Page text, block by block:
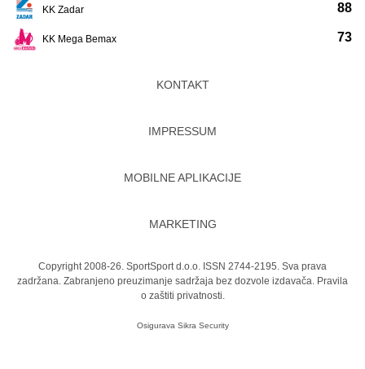
KK Zadar
KK Mega Bemax
88
73
KONTAKT
IMPRESSUM
MOBILNE APLIKACIJE
MARKETING
Copyright 2008-26. SportSport d.o.o. ISSN 2744-2195. Sva prava
zadržana. Zabranjeno preuzimanje sadržaja bez dozvole izdavača. Pravila
o zaštiti privatnosti.
Osigurava Sikra Security